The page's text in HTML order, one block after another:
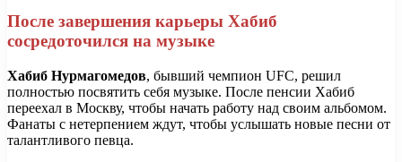
После завершения карьеры Хабиб
сосредоточился на музыке
Хабиб Нурмагомедов, бывший чемпион UFC, решил
полностью посвятить себя музыке. После пенсии Хабиб
переехал в Москву, чтобы начать работу над своим альбомом.
Фанаты с нетерпением ждут, чтобы услышать новые песни от
талантливого певца.